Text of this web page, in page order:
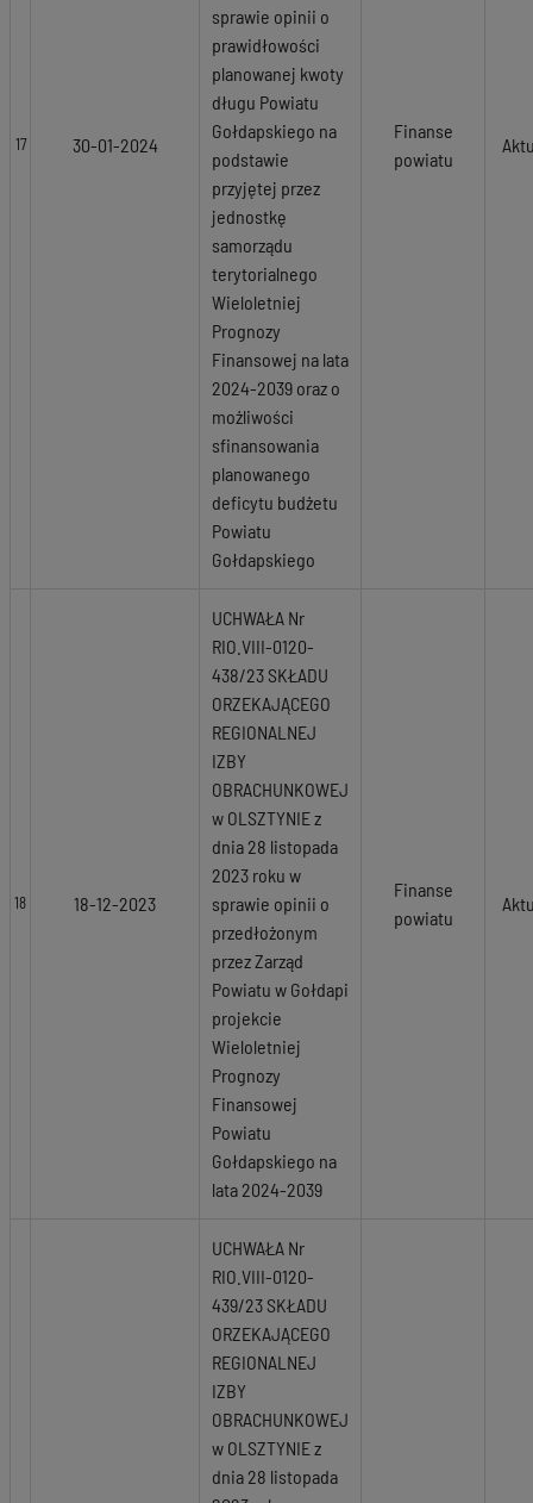
17 30-01-2024
sprawie opinii o
prawidłowości
planowanej kwoty
długu Powiatu
Gołdapskiego na
podstawie
przyjętej przez
jednostkę
samorządu
terytorialnego
Wieloletniej
Prognozy
Finansowej na lata
2024-2039 oraz o
możliwości
sfinansowania
planowanego
deficytu budżetu
Powiatu
Gołdapskiego
Finanse
powiatu
18 18-12-2023
UCHWAŁA Nr
RIO.VIII-0120-
438/23 SKŁADU
ORZEKAJĄCEGO
REGIONALNEJ
IZBY
OBRACHUNKOWEJ
w OLSZTYNIE z
dnia 28 listopada
2023 roku w
sprawie opinii o
przedłożonym
przez Zarząd
Powiatu w Gołdapi
projekcie
Wieloletniej
Prognozy
Finansowej
Powiatu
Gołdapskiego na
lata 2024-2039
Finanse
powiatu
UCHWAŁA Nr
RIO.VIII-0120-
439/23 SKŁADU
ORZEKAJĄCEGO
REGIONALNEJ
IZBY
OBRACHUNKOWEJ
w OLSZTYNIE z
dnia 28 listopada